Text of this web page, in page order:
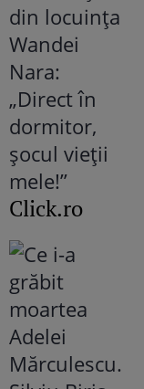
Click.ro